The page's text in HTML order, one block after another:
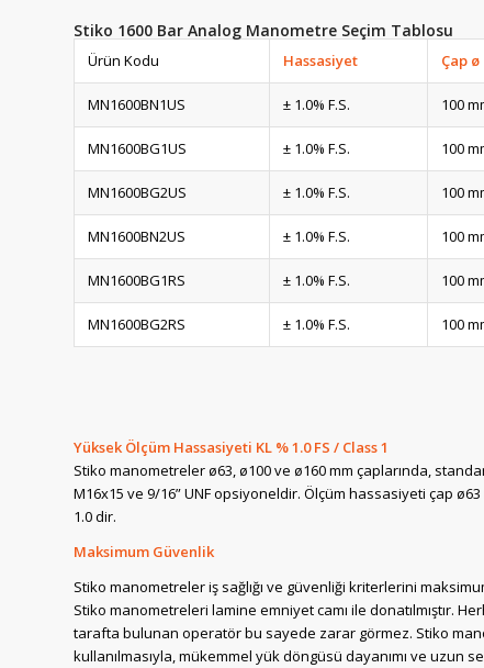
Stiko 1600 Bar Analog Manometre Seçim Tablosu
Ürün Kodu Hassasiyet Çap ø
MN1600BN1US ± 1.0% F.S. 100
MN1600BG1US ± 1.0% F.S. 100
MN1600BG2US ± 1.0% F.S. 100
MN1600BN2US ± 1.0% F.S. 100
MN1600BG1RS ± 1.0% F.S. 100
MN1600BG2RS ± 1.0% F.S. 100
Yüksek Ölçüm Hassasiyeti KL % 1.0 FS / Class 1
Stiko manometreler ø63, ø100 ve ø160 mm çaplarında,
M16x15 ve 9/16” UNF opsiyoneldir. Ölçüm hassasiyeti çap
1.0 dir.
Maksimum Güvenlik
Stiko manometreler iş sağlığı ve güvenliği kriterlerini
Stiko manometreleri lamine emniyet camı ile donatılmıştır.
tarafta bulunan operatör bu sayede zarar görmez. Stiko
kullanılmasıyla, mükemmel yük döngüsü dayanımı ve uzun